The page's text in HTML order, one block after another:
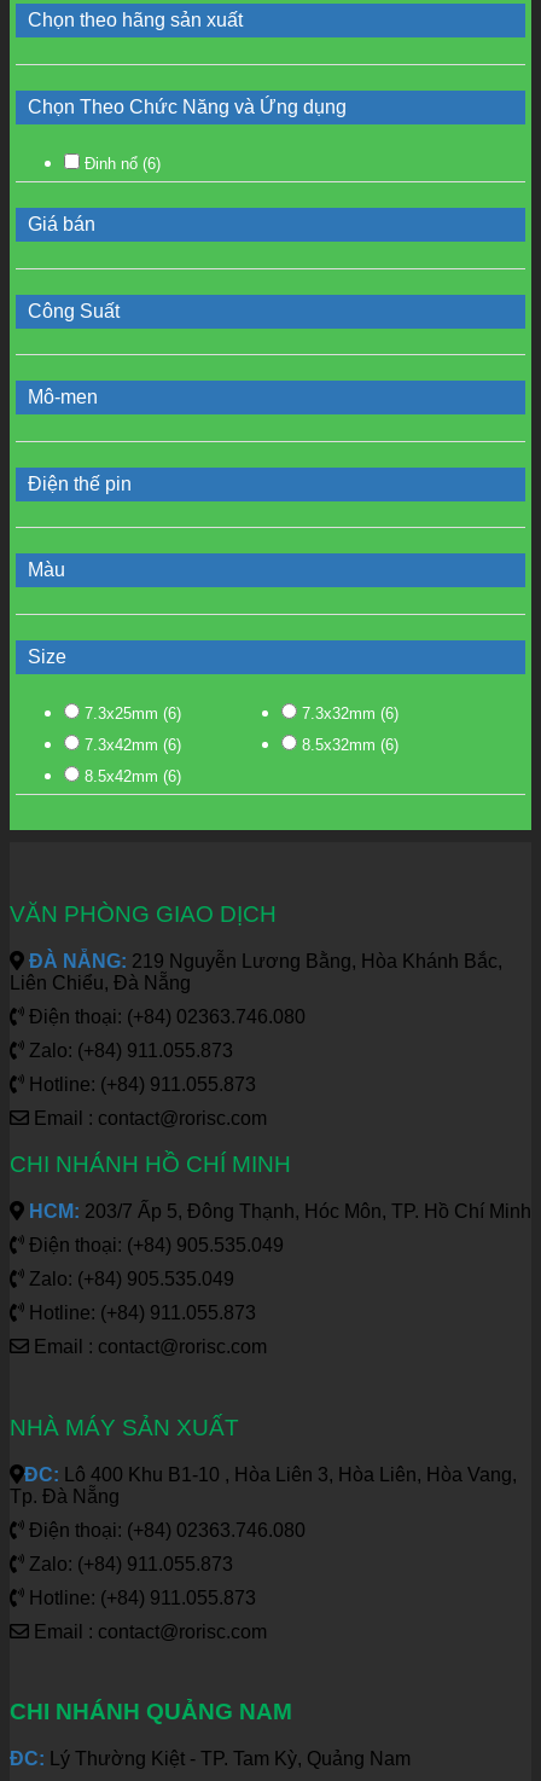
Chọn theo hãng sản xuất
Chọn Theo Chức Năng và Ứng dụng
Đinh nổ (6)
Giá bán
Công Suất
Mô-men
Điện thế pin
Màu
Size
7.3x25mm (6) 7.3x32mm (6)
7.3x42mm (6) 8.5x32mm (6)
8.5x42mm (6)
VĂN PHÒNG GIAO DỊCH
ĐÀ NẴNG: 219 Nguyễn Lương Bằng, Hòa Khánh Bắc,
Liên Chiểu, Đà Nẵng
Điện thoại: (+84) 02363.746.080
Zalo: (+84) 911.055.873
Hotline: (+84) 911.055.873
Email : contact@rorisc.com
CHI NHÁNH HỒ CHÍ MINH
HCM: 203/7 Ấp 5, Đông Thạnh, Hóc Môn, TP. Hồ Chí Minh
Điện thoại: (+84) 905.535.049
Zalo: (+84) 905.535.049
Hotline: (+84) 911.055.873
Email : contact@rorisc.com
NHÀ MÁY SẢN XUẤT
ĐC: Lô 400 Khu B1-10 , Hòa Liên 3, Hòa Liên, Hòa Vang,
Tp. Đà Nẵng
Điện thoại: (+84) 02363.746.080
Zalo: (+84) 911.055.873
Hotline: (+84) 911.055.873
Email : contact@rorisc.com
CHI NHÁNH QUẢNG NAM
ĐC: Lý Thường Kiệt - TP. Tam Kỳ, Quảng Nam